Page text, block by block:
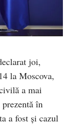
joi,
la Moscova,
a mai
în
a fost şi cazul